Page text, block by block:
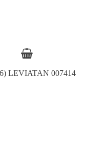
LEVIATAN 007414